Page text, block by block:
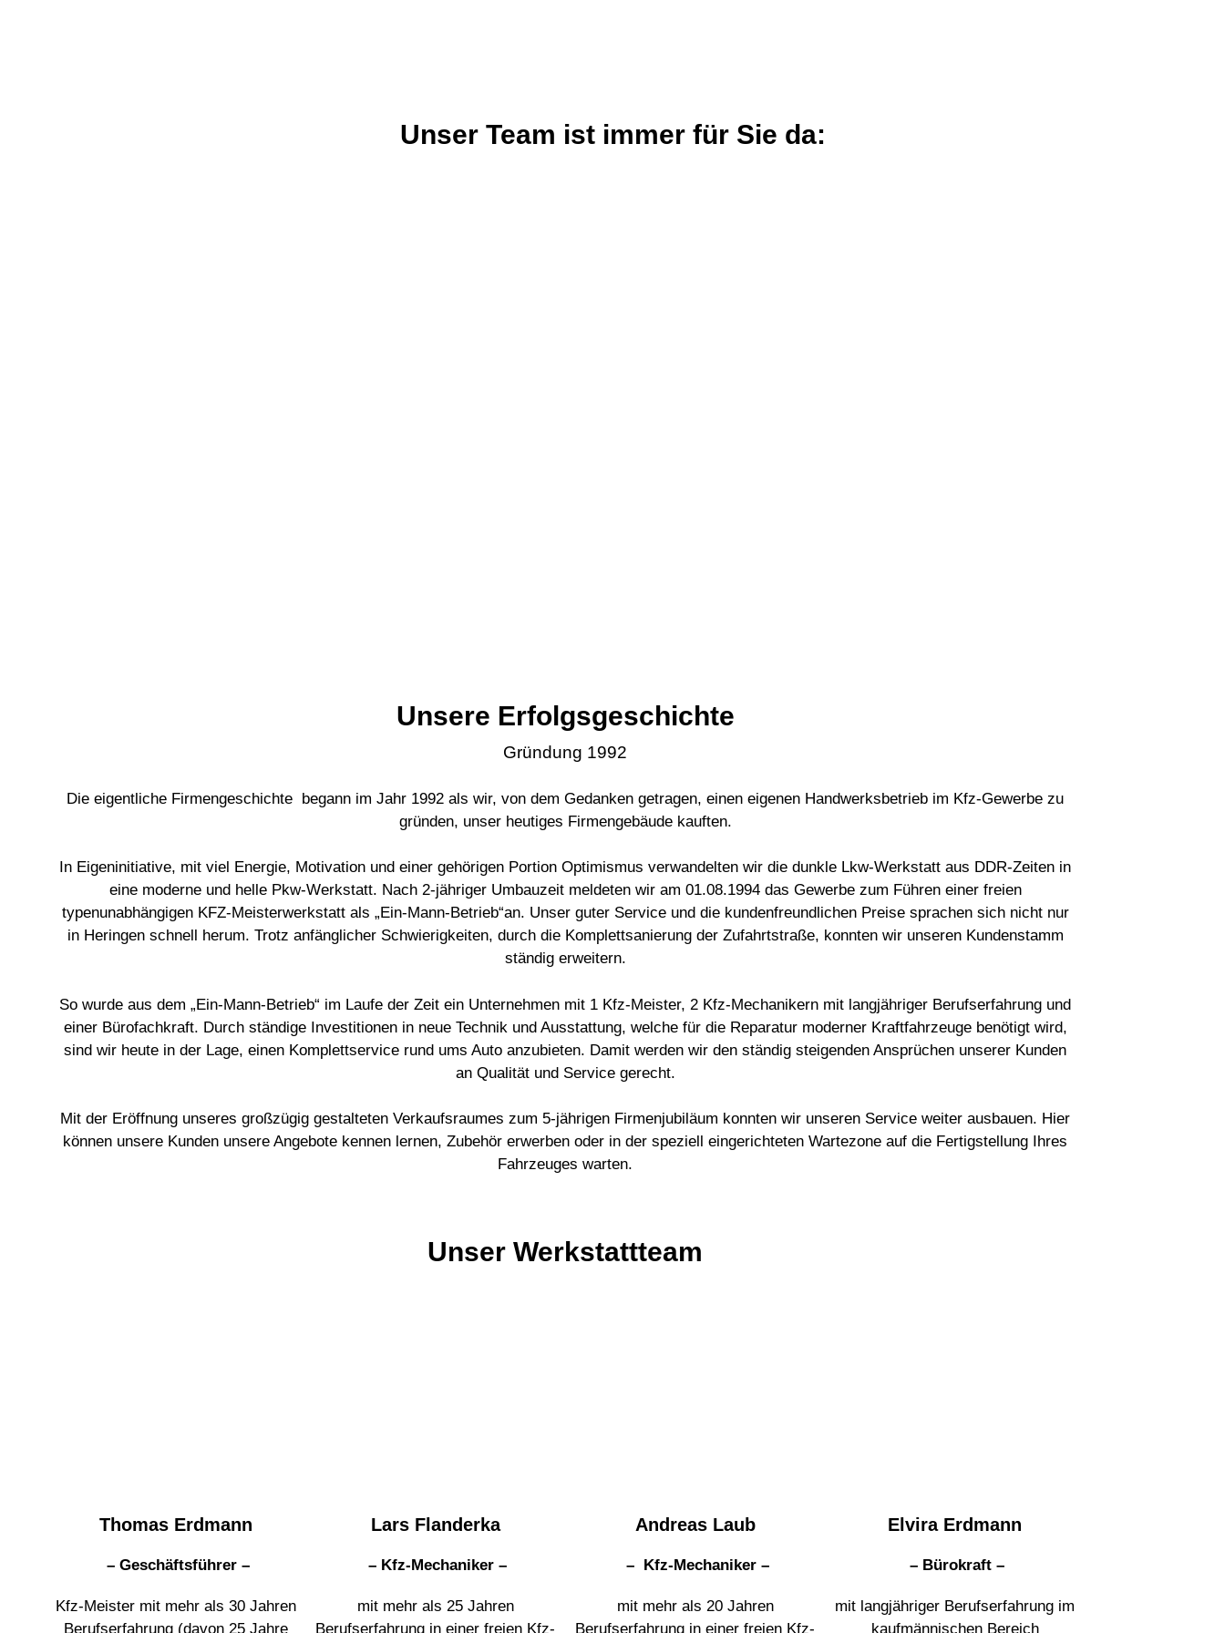
Unser Team ist immer für Sie da:
Unsere Erfolgsgeschichte
Gründung 1992
Die eigentliche Firmengeschichte begann im Jahr 1992 als wir, von dem Gedanken getragen, einen eigenen Handwerksbetrieb im Kfz-Gewerbe zu
gründen, unser heutiges Firmengebäude kauften.
In Eigeninitiative, mit viel Energie, Motivation und einer gehörigen Portion Optimismus verwandelten wir die dunkle Lkw-Werkstatt aus DDR-Zeiten in
eine moderne und helle Pkw-Werkstatt. Nach 2-jähriger Umbauzeit meldeten wir am 01.08.1994 das Gewerbe zum Führen einer freien
typenunabhängigen KFZ-Meisterwerkstatt als „Ein-Mann-Betrieb“an. Unser guter Service und die kundenfreundlichen Preise sprachen sich nicht nur
in Heringen schnell herum. Trotz anfänglicher Schwierigkeiten, durch die Komplettsanierung der Zufahrtstraße, konnten wir unseren Kundenstamm
ständig erweitern.
So wurde aus dem „Ein-Mann-Betrieb“ im Laufe der Zeit ein Unternehmen mit 1 Kfz-Meister, 2 Kfz-Mechanikern mit langjähriger Berufserfahrung und
einer Bürofachkraft. Durch ständige Investitionen in neue Technik und Ausstattung, welche für die Reparatur moderner Kraftfahrzeuge benötigt wird,
sind wir heute in der Lage, einen Komplettservice rund ums Auto anzubieten. Damit werden wir den ständig steigenden Ansprüchen unserer Kunden
an Qualität und Service gerecht.
Mit der Eröffnung unseres großzügig gestalteten Verkaufsraumes zum 5-jährigen Firmenjubiläum konnten wir unseren Service weiter ausbauen. Hier
können unsere Kunden unsere Angebote kennen lernen, Zubehör erwerben oder in der speziell eingerichteten Wartezone auf die Fertigstellung Ihres
Fahrzeuges warten.
Unser Werkstattteam
Thomas Erdmann
– Geschäftsführer –
Kfz-Meister mit mehr als 30 Jahren
Berufserfahrung (davon 25 Jahre
Lars Flanderka
– Kfz-Mechaniker –
mit mehr als 25 Jahren
Berufserfahrung in einer freien Kfz-
Andreas Laub
– Kfz-Mechaniker –
mit mehr als 20 Jahren
Berufserfahrung in einer freien Kfz-
Elvira Erdmann
– Bürokraft –
mit langjähriger Berufserfahrung im
kaufmännischen Bereich